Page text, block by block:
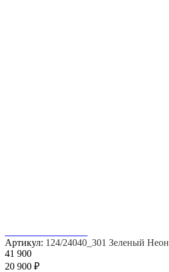
Артикул: 124/24040_301 Зеленый Неон
41 900
20 900 ₽